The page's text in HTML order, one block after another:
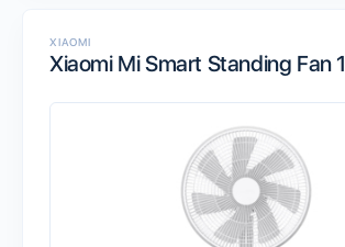
XIAOMI
Xiaomi Mi Smart Standing Fan